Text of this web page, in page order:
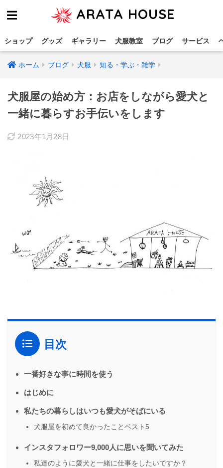
ARATA HOUSE
ショップ グッズ ギャラリー 犬服教室 ブログ サービス
ホーム ブログ 犬服 知る・学ぶ・雑学
犬服屋の始め方：お店をしながら愛犬と
一緒に暮らすお手伝いをします
2023年1月28日
目次
一番好きな事に時間を使う
はじめに
私たちの暮らしはいつも愛犬がそばにいる
犬服屋を初めて良かったことベスト5
インスタフォロワー9,000人に思いを聞いてみた
私達のように愛犬と一緒に仕事をしたいですか？